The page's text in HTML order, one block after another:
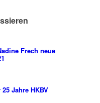
Frech neue
Jahre HKBV